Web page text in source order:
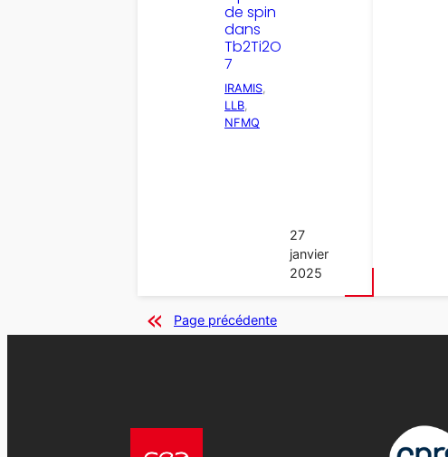
de spin
dans
Tb2Ti2O
7
IRAMIS
LLB
NFMQ
27
janvier
2025
Page précédente